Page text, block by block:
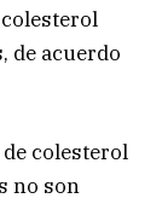
de acuerdo
colesterol
no son